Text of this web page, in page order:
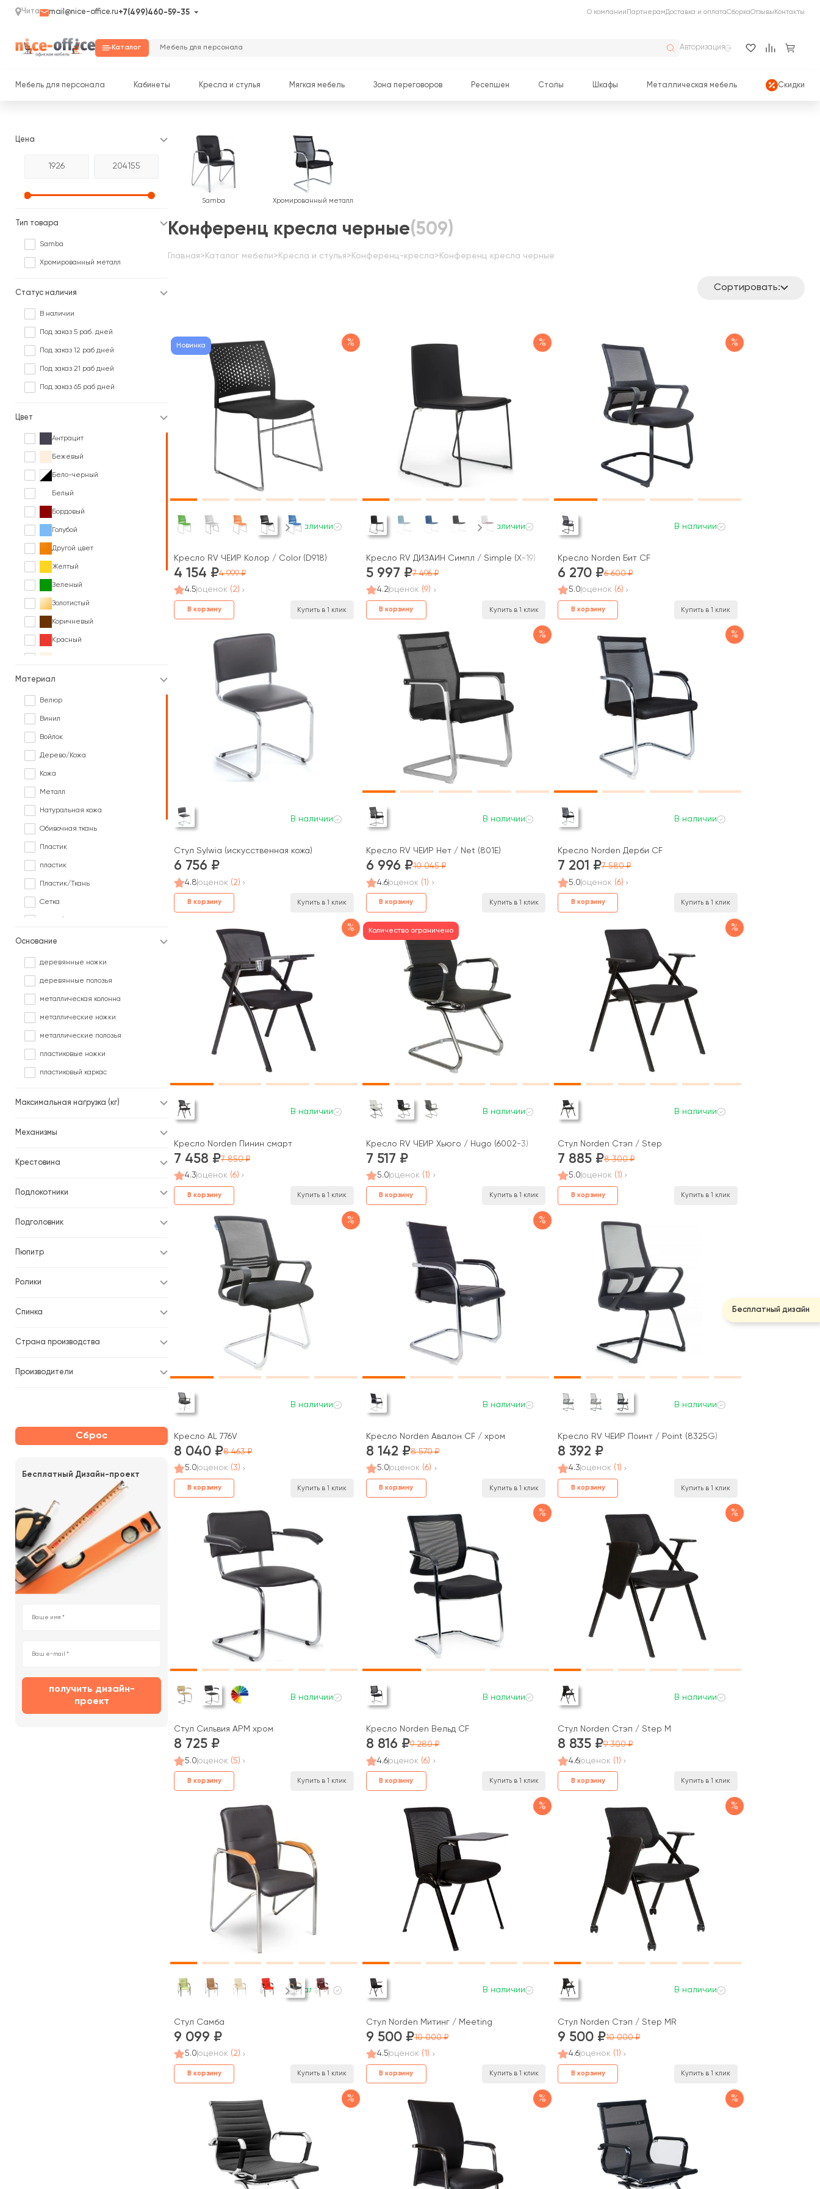
Чита mail@nice-office.ru+7(499)460-59-35 О компании ПартнерамДоставка и оплатаСборкаОтзывы Контакты
Каталог Авторизация
Мебель для персонала Кабинеты Кресла и стулья Мягкая мебель Зона переговоров Ресепшен Столы Шкафы Металлическая мебель Скидки
Цена
Тип товара
Samba
Хромированный металл
Статус наличия
В наличии
Под заказ 5 раб. дней
Под заказ 12 раб дней
Под заказ 21 раб дней
Под заказ 65 раб дней
Цвет
Антрацит
Бежевый
Бело-черный
Белый
Бордовый
Голубой
Другой цвет
Желтый
Зеленый
Золотистый
Коричневый
Красный
Оранжевый
Фиолетовый
Материал
Велюр
Винил
Войлок
Дерево/Кожа
Кожа
Металл
Натуральная кожа
Обивочная ткань
Пластик
пластик
Пластик/Ткань
Сетка
Сетка/Кожа
Основание
деревянные ножки
деревянные полозья
металлическая колонна
металлические ножки
металлические полозья
пластиковые ножки
пластиковый каркас
Максимальная нагрузка (кг)
Механизмы
Крестовина
Подлокотники
Подголовник
Пюпитр
Ролики
Спинка
Страна производства
Производители
Сброс
Бесплатный Дизайн-проект
получить дизайн-
проект
Конференц кресла черные(509)
Главная> Каталог мебели> Кресла и стулья> Конференц-кресла> Конференц кресла черные
Сортировать:
Новинка %
В наличии
Кресло RV ЧЕЙР Колор / Color (D918)
4 154
4 999
4.5 оценок (2)
В корзину Купить в 1 клик
%
В наличии
Кресло RV ДИЗАЙН Симпл / Simple (X-19)
5 997
7 496
4.2оценок (9)
В корзину Купить в 1 клик
%
В наличии
Кресло Norden Бит CF
6 270
6 600
5.0 оценок (6)
В корзину Купить в 1 клик
В наличии
Стул Sylwia (искусственная кожа)
6 756
4.8 оценок (2)
В корзину Купить в 1 клик
%
В наличии
Кресло RV ЧЕЙР Нет / Net (801E)
6 996
10 045
4.6оценок (1)
В корзину Купить в 1 клик
%
В наличии
Кресло Norden Дерби CF
7 201
7 580
5.0 оценок (6)
В корзину Купить в 1 клик
%
В наличии
Кресло Norden Пинин смарт
7 458
7 850
4.3оценок (6)
В корзину Купить в 1 клик
Количество ограничено
В наличии
Кресло RV ЧЕЙР Хьюго / Hugo (6002-3)
7 517
5.0оценок (1)
В корзину Купить в 1 клик
%
В наличии
Стул Norden Стэп / Step
7 885
8 300
5.0оценок (1)
В корзину Купить в 1 клик
%
В наличии
Кресло AL 776V
8 040
8 463
5.0 оценок (3)
В корзину Купить в 1 клик
%
В наличии
Кресло Norden Авалон CF / хром
8 142
8 570
5.0оценок (6)
В корзину Купить в 1 клик
В наличии
Кресло RV ЧЕЙР Поинт / Point (8325G)
8 392
4.3 оценок (1)
В корзину Купить в 1 клик
В наличии
Стул Сильвия АРМ хром
8 725
5.0оценок (5)
В корзину Купить в 1 клик
%
В наличии
Кресло Norden Вельд CF
8 816
9 280
4.6оценок (6)
В корзину Купить в 1 клик
%
В наличии
Стул Norden Стэп / Step M
8 835
9 300
4.6оценок (1)
В корзину Купить в 1 клик
В наличии
Стул Самба
9 099
5.0 оценок (2)
В корзину Купить в 1 клик
%
В наличии
Стул Norden Митинг / Meeting
9 500
10 000
4.5оценок (1)
В корзину Купить в 1 клик
%
В наличии
Стул Norden Стэп / Step MR
9 500
10 000
4.6оценок (1)
В корзину Купить в 1 клик
% % %
Samba Хромированный металл
Бесплатный дизайн